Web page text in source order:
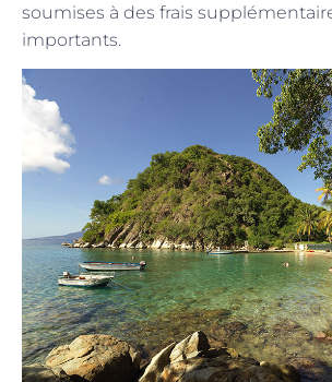
soumises à des frais
importants.